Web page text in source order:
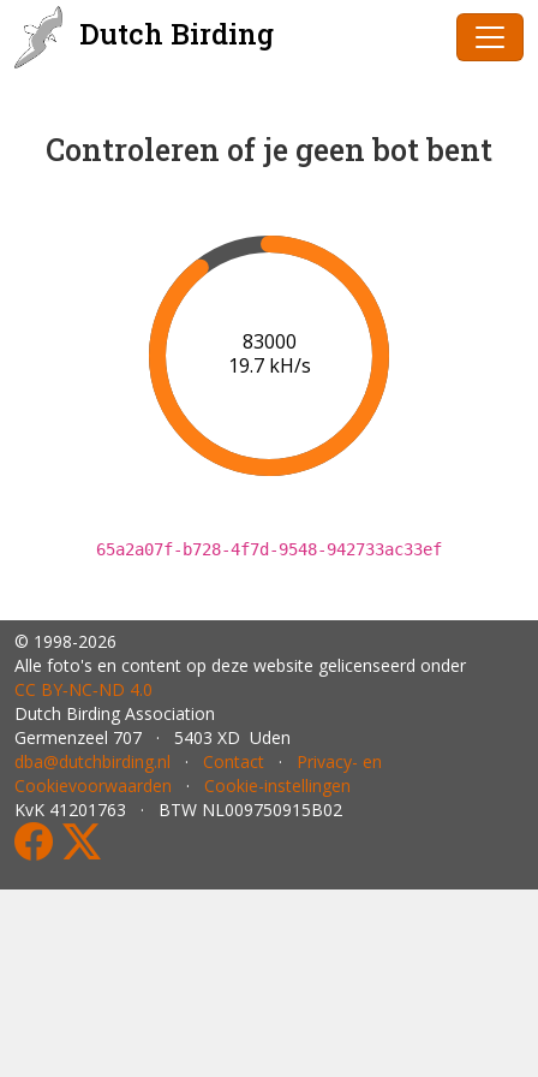
Dutch Birding
Controleren of je geen bot bent
85000
19.8 kH/s
65a2a07f-b728-4f7d-9548-942733ac33ef
© 1998-2026
Alle foto's en content op deze website gelicenseerd onder
CC BY‑NC‑ND 4.0
Dutch Birding Association
Germenzeel 707 · 5403 XD Uden
dba@dutchbirding.nl · Contact · Privacy- en
Cookievoorwaarden · Cookie-instellingen
KvK 41201763 · BTW NL009750915B02